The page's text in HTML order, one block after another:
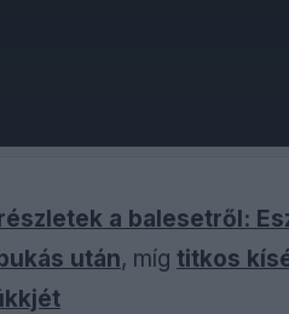
a balesetről:
után, míg titkos